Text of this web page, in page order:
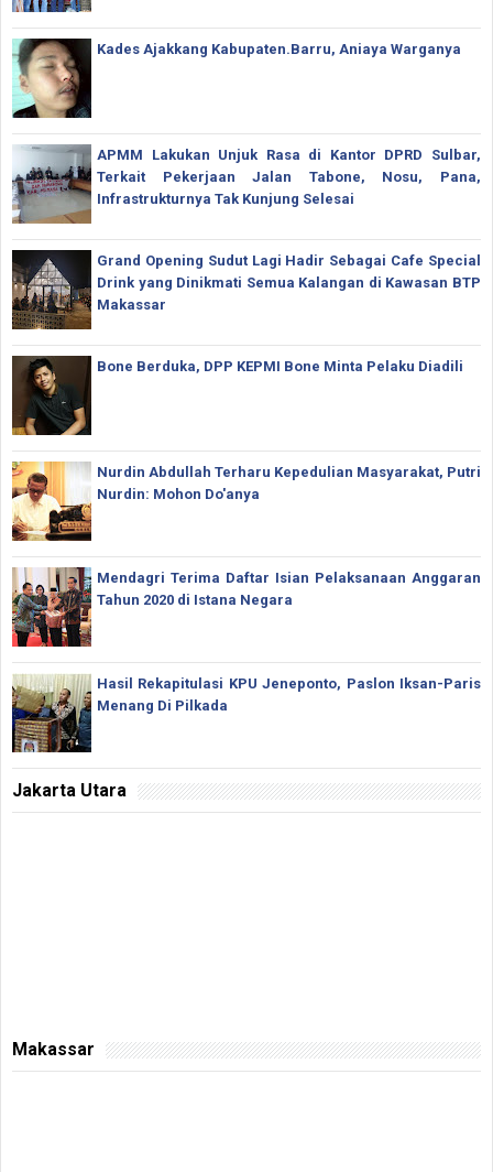
Kades Ajakkang Kabupaten.Barru, Aniaya Warganya
APMM Lakukan Unjuk Rasa di Kantor DPRD Sulbar,
Terkait Pekerjaan Jalan Tabone, Nosu, Pana,
Infrastrukturnya Tak Kunjung Selesai
Grand Opening Sudut Lagi Hadir Sebagai Cafe Special
Drink yang Dinikmati Semua Kalangan di Kawasan BTP
Makassar
Bone Berduka, DPP KEPMI Bone Minta Pelaku Diadili
Nurdin Abdullah Terharu Kepedulian Masyarakat, Putri
Nurdin: Mohon Do'anya
Mendagri Terima Daftar Isian Pelaksanaan Anggaran
Tahun 2020 di Istana Negara
Hasil Rekapitulasi KPU Jeneponto, Paslon Iksan-Paris
Menang Di Pilkada
Jakarta Utara
Makassar